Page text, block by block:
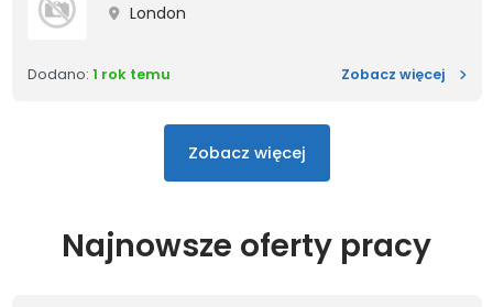
London
Dodano: 1 rok temu Zobacz więcejPraca
Zobacz więcejPromowane oferty
Najnowsze oferty pracy